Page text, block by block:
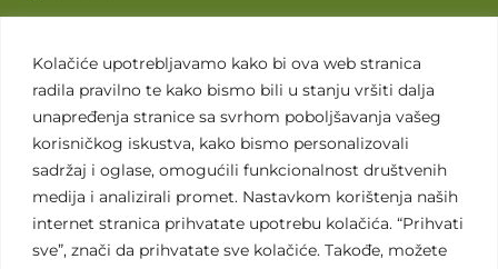
Kolačiće upotrebljavamo kako bi ova web stranica
radila pravilno te kako bismo bili u stanju vršiti dalja
unapređenja stranice sa svrhom poboljšavanja vašeg
korisničkog iskustva, kako bismo personalizovali
sadržaj i oglase, omogućili funkcionalnost društvenih
medija i analizirali promet. Nastavkom korištenja naših
internet stranica prihvatate upotrebu kolačića. “Prihvati
sve”, znači da prihvatate sve kolačiće. Takođe, možete
Svet poljoprivrede
Marketing usluge
Tražimo saradnike
Kontakt
Kontakt